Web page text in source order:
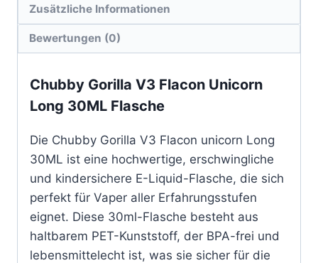
Zusätzliche Informationen
Bewertungen (0)
Chubby Gorilla V3 Flacon Unicorn
Long 30ML Flasche
Die Chubby Gorilla V3 Flacon unicorn Long
30ML ist eine hochwertige, erschwingliche
und kindersichere E-Liquid-Flasche, die sich
perfekt für Vaper aller Erfahrungsstufen
eignet. Diese 30ml-Flasche besteht aus
haltbarem PET-Kunststoff, der BPA-frei und
lebensmittelecht ist, was sie sicher für die